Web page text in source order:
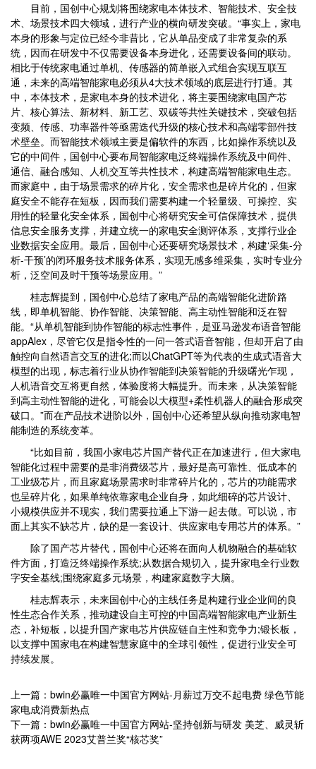
目前，国创中心规划将围绕家电本体技术、智能技术、安全技
术、场景技术四大领域，进行产业的横向研发突破。“事实上，家电
本身的形象与定位已经今非昔比，它从单品变成了非常复杂的系
统，因而在研发中不仅需要设备本身进化，还需要设备间的联动。
相比于传统家电通过单机、传感器的简单嵌入式组合实现互联互
通，未来的高端智能家电必须从4大技术领域的底层进行打通。其
中，本体技术，是家电本身的技术进化，将主要围绕家电国产芯
片、核心算法、新材料、新工艺、双碳等共性关键技术，突破包括
变频、传感、功率器件等亟需迭代升级的核心技术和高端零部件技
术壁垒。而智能技术领域主要是偏软件的东西，比如操作系统以及
它的中间件，国创中心要布局智能家电泛终端操作系统及中间件、
通信、融合感知、人机交互等共性技术，构建高端智能家电生态。
而家庭中，由于场景需求的碎片化，安全需求也是碎片化的，但家
庭安全不能存在短板，因而我们需要构建一个轻量级、可操控、实
用性的轻量化安全体系，国创中心将研究安全可信保障技术，提供
信息安全服务支撑，并建立统一的家电安全测评体系，支撑行业企
业数据安全应用。最后，国创中心还要研究场景技术，构建‘采集-分
析-干预’的闭环服务技术服务体系，实现无感多维采集，实时专业分
析，泛空间及时干预等场景应用。”
桂志辉提到，国创中心总结了家电产品的高端智能化进阶路
线，即单机智能、协作智能、决策智能、高主动性智能和泛在智
能。“从单机智能到协作智能的标志性事件，是亚马逊发布语音智能
appAlex，尽管它仅是指令性的一问一答式语音智能，但却开启了由
触控向自然语言交互的进化;而以ChatGPT等为代表的生成式语音大
模型的出现，标志着行业从协作智能到决策智能的升级曙光乍现，
人机语音交互将更自然，体验度将大幅提升。而未来，从决策智能
到高主动性智能的进化，可能会以大模型+柔性机器人的融合形成突
破口。”而在产品技术进阶以外，国创中心还希望从纵向推动家电智
能制造的系统变革。
“比如目前，我国小家电芯片国产替代正在加速进行，但大家电
智能化过程中需要的是非消费级芯片，最好是高可靠性、低成本的
工业级芯片，而且家庭场景需求时非常碎片化的，芯片的功能需求
也呈碎片化，如果单纯依靠家电企业自身，如此细碎的芯片设计、
小规模供应并不现实，我们需要拉通上下游一起去做。可以说，市
面上其实不缺芯片，缺的是一套设计、供应家电专用芯片的体系。”
除了国产芯片替代，国创中心还将在面向人机物融合的基础软
件方面，打造泛终端操作系统;从数据合规切入，提升家电全行业数
字安全基线;围绕家庭多元场景，构建家庭数字大脑。
桂志辉表示，未来国创中心的主线任务是构建行业企业间的良
性生态合作关系，推动建设自主可控的中国高端智能家电产业新生
态，补短板，以提升国产家电芯片供应链自主性和竞争力;锻长板，
以支撑中国家电在构建智慧家庭中的全球引领性，促进行业安全可
持续发展。
上一篇：bwin必赢唯一中国官方网站-月薪过万交不起电费 绿色节能
家电成消费新热点
下一篇：bwin必赢唯一中国官方网站-坚持创新与研发 美芝、威灵斩
获两项AWE 2023艾普兰奖“核芯奖”